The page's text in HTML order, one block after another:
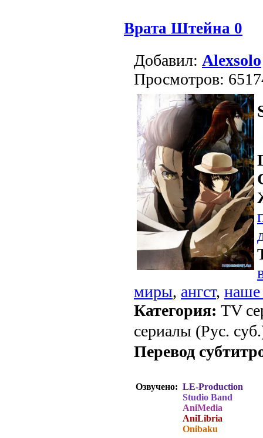
Врата Штейна 0
Добавил: Alexsolo
Просмотров:
миры, ангст, наше
Категория: TV
сериалы (Рус.
Перевод
Озвучено: LE-Production
Studio Band
AniMedia
AniLibria
Onibaku